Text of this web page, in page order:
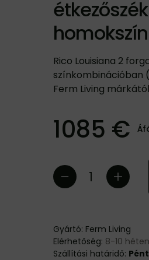
Rico Louisiana 2
Ferm Living
1085 €
Gyártó: Ferm Living
Elérhetőség: 8-10
Szállítási határidő: